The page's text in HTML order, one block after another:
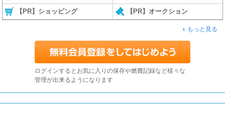
【PR】ショッピング 【PR】オークション
もっと見る
ログインするとお気に入りの保存や燃費記録など様々な
管理が出来るようになります